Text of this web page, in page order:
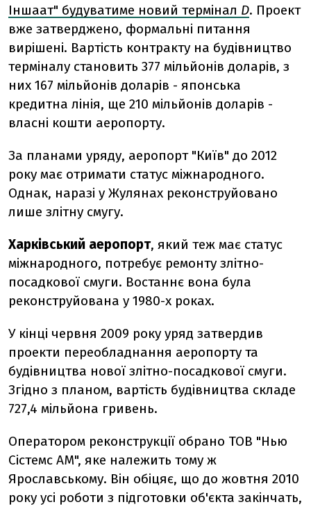
Іншаат" будуватиме новий термінал D. Проект
вже затверджено, формальні питання
вирішені. Вартість контракту на будівництво
терміналу становить 377 мільйонів доларів, з
них 167 мільйонів доларів - японська
кредитна лінія, ще 210 мільйонів доларів -
власні кошти аеропорту.
За планами уряду, аеропорт "Київ" до 2012
року має отримати статус міжнародного.
Однак, наразі у Жулянах реконструйовано
лише злітну смугу.
Харківський аеропорт, який теж має статус
міжнародного, потребує ремонту злітно-
посадкової смуги. Востаннє вона була
реконструйована у 1980-х роках.
У кінці червня 2009 року уряд затвердив
проекти переобладнання аеропорту та
будівництва нової злітно-посадкової смуги.
Згідно з планом, вартість будівництва складе
727,4 мільйона гривень.
Оператором реконструкції обрано ТОВ "Нью
Сістемс АМ", яке належить тому ж
Ярославському. Він обіцяє, що до жовтня 2010
року усі роботи з підготовки об'єкта закінчать,